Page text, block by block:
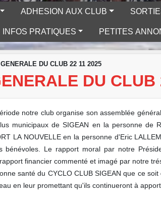
ADHESION AUX CLUB
INFOS PRATIQUES PETITES
DU CLUB 22 11 2025
DU CLUB
notre club organise son assemblée
municipaux de SIGEAN en la personne de
LA NOUVELLE en la personne d'Eric
bénévoles. Le rapport moral par notre
financier commenté et imagé par notre
santé du CYCLO CLUB SIGEAN que ce
en leur promettant qu'ils continueront à